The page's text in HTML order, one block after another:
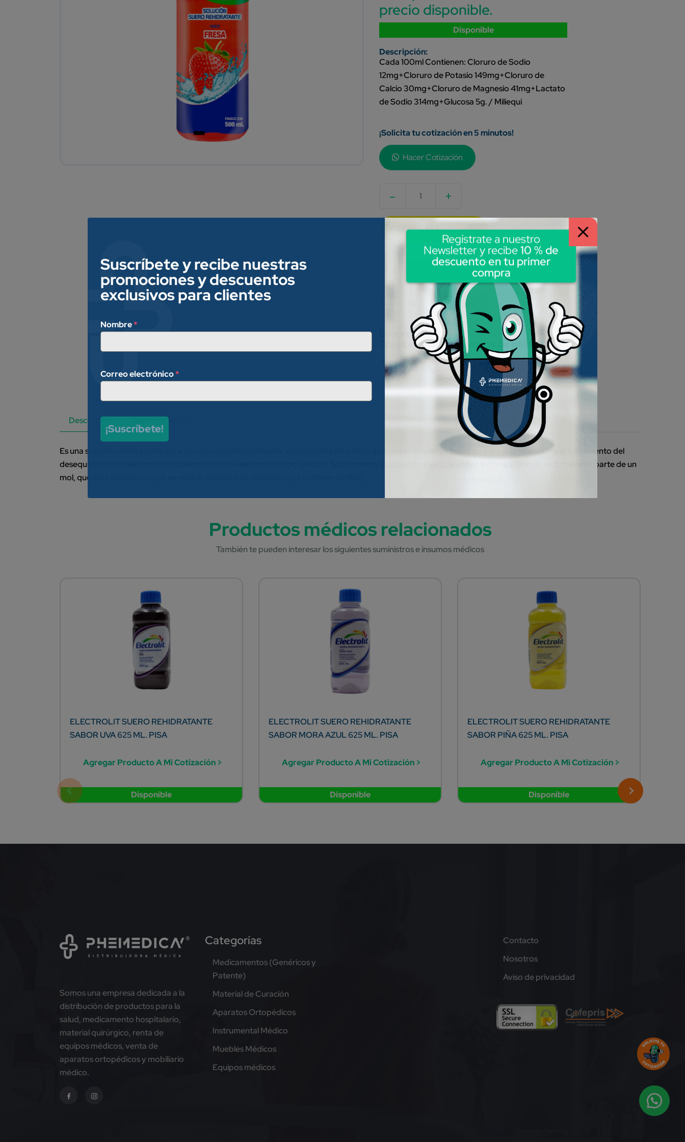
precio disponible.
Disponible
Cada 100ml Contienen: Cloruro de Sodio
12mg+Cloruro de Potasio 149mg+Cloruro de
Calcio 30mg+Cloruro de Magnesio 41mg+Lactato
de Sodio 314mg+Glucosa 5g. / Miliequi
¡Solicita tu cotización en 5 minutos!
Hacer Cotización
- +
Category: Electrolitos
Conoce nuestros métodos de pago:
Descripción Valoraciones (0)
Es una solución rehidratante para uso vía oral exclusivamente, en pacientes de 6 años de edad en adelante. Indicado para la prevención y el tratamiento del
desequilibrio hidroelectrolítico ocasionado por el exceso de calor, ejercicio físico intenso, insolación, resaca, vómitos y diarrea. (mmol, es la milésima parte de un
mol, que es la unidad con que se mide la cantidad de sustancia que contiene un litro).
Disponible
ELECTROLIT SUERO REHIDRATANTE
SABOR UVA 625 ML. PISA
Agregar Producto A Mi Cotización >
Disponible
ELECTROLIT SUERO REHIDRATANTE
SABOR MORA AZUL 625 ML. PISA
Agregar Producto A Mi Cotización >
Disponible
ELECTROLIT SUERO REHIDRATANTE
SABOR PIÑA 625 ML. PISA
Agregar Producto A Mi Cotización >
Somos una empresa dedicada a la
distribución de productos para la
salud, medicamento hospitalario,
material quirúrgico, renta de
equipos médicos, venta de
aparatos ortopédicos y mobiliario
médico.
Categorías
Medicamentos (Genéricos y
Patente)
Material de Curación
Aparatos Ortopédicos
Instrumental Médico
Muebles Médicos
Equipos médicos
Contacto
Nosotros
Aviso de privacidad
Suscríbete y recibe nuestras
promociones y descuentos
exclusivos para clientes
Nombre*
Correo electrónico*
¡Suscríbete!
Regístrate a nuestro
Newsletter y recibe10 % de
descuento en tu primer
compra